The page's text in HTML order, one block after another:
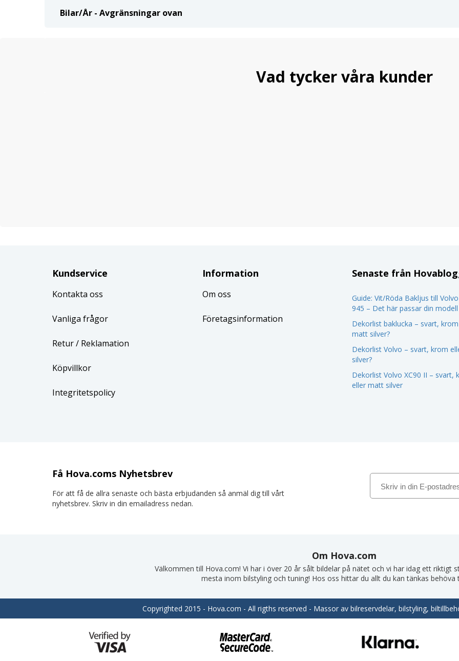
Bilar/År - Avgränsningar ovan
Vad tycker våra kunder
Kundservice
Kontakta oss
Vanliga frågor
Retur/ Reklamation
Köpvillkor
Integritetspolicy
Information
Om oss
Företagsinformation
Senaste från
Guide: Vit/Röda Bakljus till
945 – Det här passar din modell
Dekorlist baklucka – svart,
matt silver?
Dekorlist Volvo – svart, krom
silver?
Dekorlist Volvo XC90 II – svart,
eller matt silver
Få Hova.coms Nyhetsbrev
För att få de allra senaste och bästa erbjudanden så anmäl dig till vårt
nyhetsbrev. Skriv in din emailadress nedan.
Om Hova.com
Välkommen till Hova.com! Vi har i över 20 år sålt bildelar på nätet och vi har idag ett riktigt
mesta inom bilstyling och tuning! Hos oss hittar du allt du kan tänkas behöva
Copyrighted 2015 - Hova.com - All rigths reserved - Massor av bilreservdelar, bilstyling,